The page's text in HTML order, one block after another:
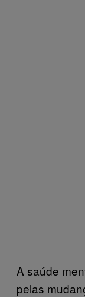
A saúde
pelas